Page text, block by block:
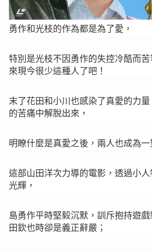
勇作和光枝的作為都是為了愛，
特別是光枝不因勇作的失控冷酷而
來現今很少這種人了吧！
末了花田和小川也感染了真愛的力
的苦痛中解脫出來，
明瞭什麼是真愛之後，兩人也成為
這部山田洋次力導的電影，透過小
光輝，
島勇作平時堅毅沉默，訓斥抱持遊
田欽也時卻是義正辭嚴 ；